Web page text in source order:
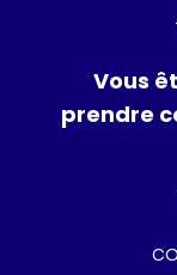
Vous
prendre